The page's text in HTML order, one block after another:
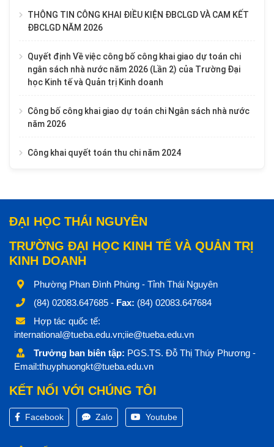
THÔNG TIN CÔNG KHAI ĐIỀU KIỆN ĐBCLGD VÀ CAM KẾT
ĐBCLGD NĂM 2026
Quyết định Về việc công bố công khai giao dự toán chi
ngân sách nhà nước năm 2026 (Lần 2) của Trường Đại
học Kinh tế và Quản trị Kinh doanh
Công bố công khai giao dự toán chi Ngân sách nhà nước
năm 2026
Công khai quyết toán thu chi năm 2024
ĐẠI HỌC THÁI NGUYÊN
TRƯỜNG ĐẠI HỌC KINH TẾ VÀ QUẢN TRỊ
KINH DOANH
Phường Phan Đình Phùng - Tỉnh Thái Nguyên
(84) 02083.647685 - Fax: (84) 02083.647684
Hợp tác quốc tế:
international@tueba.edu.vn;iie@tueba.edu.vn
Trưởng ban biên tập: PGS.TS. Đỗ Thị Thúy Phương -
Email:thuyphuongkt@tueba.edu.vn
KẾT NỐI VỚI CHÚNG TÔI
Facebook Zalo Youtube